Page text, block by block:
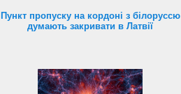
Пункт пропуску на кордоні з білоруссю
думають закривати в Латвії